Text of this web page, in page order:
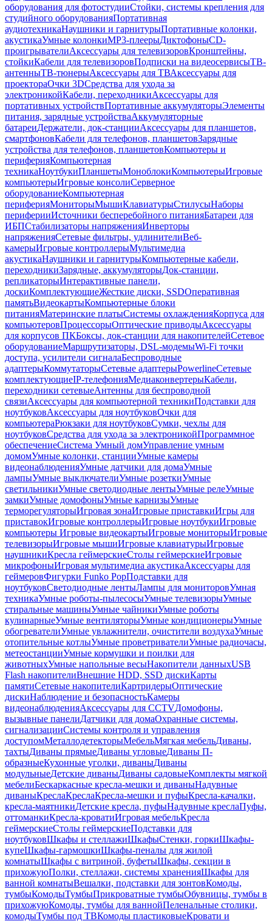
оборудования для фотостудииСтойки, системы крепления для
студийного оборудованияПортативная
аудиотехникаНаушники и гарнитурыПортативные колонки,
акустикаУмные колонкиMP3-плеерыДиктофоныCD-
проигрывателиАксессуары для телевизоровКронштейны,
стойкиКабели для телевизоровПодписки на видеосервисыТВ-
антенныТВ-тюнерыАксессуары для ТВАксессуары для
проектораОчки 3DСредства для ухода за
электроникойКабели, переходникиАксессуары для
портативных устройствПортативные аккумуляторыЭлементы
питания, зарядные устройстваАккумуляторные
батареиДержатели, док-станцииАксессуары для планшетов,
смартфоновКабели для телефонов, планшетовЗарядные
устройства для телефонов, планшетовКомпьютеры и
периферияКомпьютерная
техникаНоутбукиПланшетыМоноблокиКомпьютерыИгровые
компьютерыИгровые консолиСерверное
оборудованиеКомпьютерная
периферияМониторыМышиКлавиатурыСтилусыНаборы
периферииИсточники бесперебойного питанияБатареи для
ИБПСтабилизаторы напряженияИнверторы
напряженияСетевые фильтры, удлинителиВеб-
камерыИгровые контроллерыМультимедиа
акустикаНаушники и гарнитурыКомпьютерные кабели,
переходникиЗарядные, аккумуляторыДок-станции,
репликаторыИнтерактивные панели,
доскиКомплектующиеЖесткие диски, SSDОперативная
памятьВидеокартыКомпьютерные блоки
питанияМатеринские платыСистемы охлажденияКорпуса для
компьютеровПроцессорыОптические приводыАксессуары
для корпусов ПКБоксы, док-станции для накопителейСетевое
оборудованиеМаршрутизаторы, DSL-модемыWi-Fi точки
доступа, усилители сигналаБеспроводные
адаптерыКоммутаторыСетевые адаптерыPowerlineСетевые
комплектующиеIP-телефонияМедиаконвертерыКабели,
переходники сетевыеАнтенны для беспроводной
связиАксессуары для компьютерной техникиПодставки для
ноутбуковАксессуары для ноутбуковОчки для
компьютераРюкзаки для ноутбуковСумки, чехлы для
ноутбуковСредства для ухода за электроникойПрограммное
обеспечениеСистема Умный домУправление умным
домомУмные колонки, станцииУмные камеры
видеонаблюденияУмные датчики для домаУмные
лампыУмные выключателиУмные розеткиУмные
светильникиУмные светодиодные лентыУмные релеУмные
замкиУмные домофоныУмные карнизыУмные
терморегуляторыИгровая зонаИгровые приставкиИгры для
приставокИгровые контроллерыИгровые ноутбукиИгровые
компьютеры Игровые видеокартыИгровые мониторыИгровые
телевизорыИгровые мышиИгровые клавиатурыИгровые
наушникиКресла геймерскиеСтолы геймерскиеИгровые
микрофоныИгровая мультимедиа акустикаАксессуары для
геймеровФигурки Funko PopПодставки для
ноутбуковСветодиодные лентыЛампы для мониторовУмная
техникаУмные роботы-пылесосыУмные телевизорыУмные
стиральные машиныУмные чайникиУмные роботы
кулинарныеУмные вентиляторыУмные кондиционерыУмные
обогревателиУмные увлажнители, очистители воздухаУмные
отопительные котлыУмные проветривателиУмные радиочасы,
метеостанцииУмные кормушки и поилки для
животныхУмные напольные весыНакопители данныхUSB
Flash накопителиВнешние HDD, SSD дискиКарты
памятиСетевые накопителиКартридерыОптические
дискиНаблюдение и безопасностьКамеры
видеонаблюденияАксессуары для CCTVДомофоны,
вызывные панелиДатчики для домаОхранные системы,
сигнализацииСистемы контроля и управления
доступомМеталлодетекторыМебельМягкая мебельДиваны,
тахтыДиваны прямыеДиваны угловыеДиваны П-
образныеКухонные уголки, диваныДиваны
модульныеДетские диваныДиваны садовыеКомплекты мягкой
мебелиБескаркасные кресла-мешки и диваныНадувные
диваныКреслаКреслаКресла-мешки и пуфыКресла-качалки,
кресла-маятникиДетские кресла, пуфыНадувные креслаПуфы,
оттоманкиКресла-кроватиИгровая мебельКресла
геймерскиеСтолы геймерскиеПодставки для
ноутбуковШкафы и стеллажиШкафыСтенки, горкиШкафы-
купеШкафы-гармошкиШкафы-пеналы для жилой
комнатыШкафы с витриной, буфетыШкафы, секции в
прихожуюПолки, стеллажи, системы храненияШкафы для
ванной комнатыВешалки, подставки для зонтовКомоды,
тумбыКомодыТумбыПрикроватные тумбыОбувницы, тумбы в
прихожуюКомоды, тумбы для ваннойПеленальные столики,
комодыТумбы под ТВКомоды пластиковыеКровати и